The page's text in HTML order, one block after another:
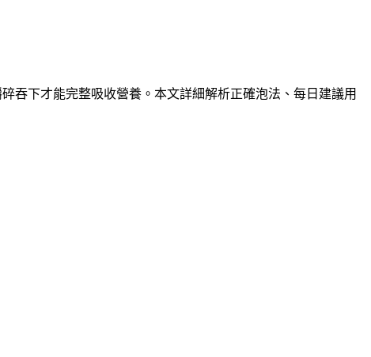
吞下才能完整吸收營養。本文詳細解析正確泡法、每日建議用